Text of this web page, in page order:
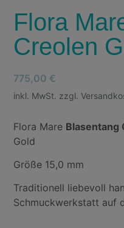
Flora
Creolen
775,00 €
inkl. MwSt. zzgl.
Flora Mare Blasentang
Gold
Größe 15,0 mm
Traditionell liebevoll
Schmuckwerkstatt auf